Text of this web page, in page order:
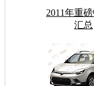
2011年重
汇总